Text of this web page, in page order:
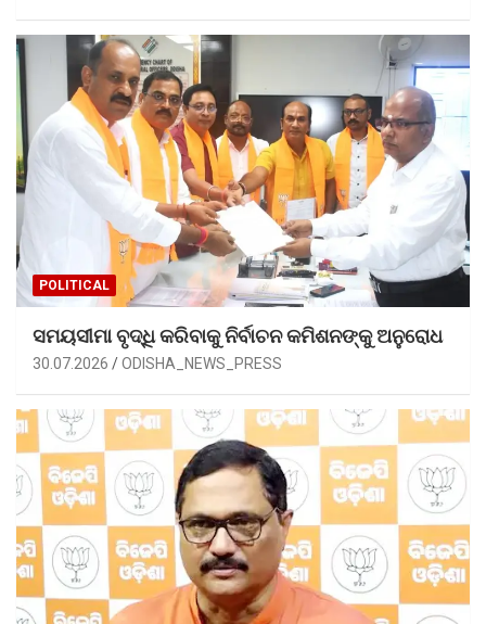
POLITICAL
ସମୟସୀମା ବୃଦ୍ଧି କରିବାକୁ ନିର୍ବାଚନ କମିଶନଙ୍କୁ ଅନୁରୋଧ
30.07.2026 ODISHA_NEWS_PRESS